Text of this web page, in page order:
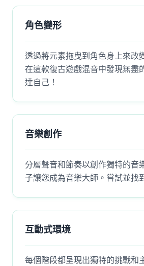
角色變形
透過將元素拖曳到角色身上來改
在這款復古遊戲混音中發現無盡
達自己！
音樂創作
分層聲音和節奏以創作獨特的音
子讓您成為音樂大師。嘗試並找
互動式環境
每個階段都呈現出獨特的挑戰和